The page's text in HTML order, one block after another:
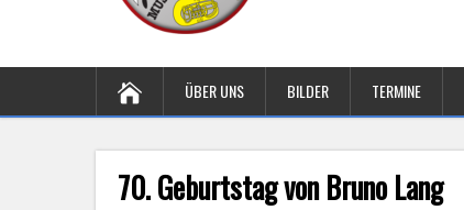
ÜBER UNS BILDER TERMINE
70. Geburtstag von Bruno Lang